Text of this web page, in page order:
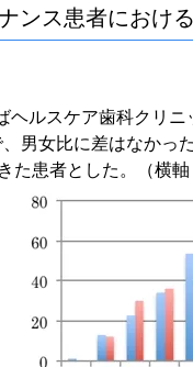
ンス患者における
ヘルスケア歯科クリ
男女比に差はなかっ
た患者とした。（横軸